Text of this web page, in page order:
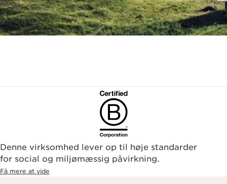
Denne virksomhed lever op til høje standarder
for social og miljømæssig påvirkning.
Få mere at vide